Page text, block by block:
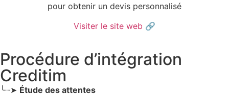
pour obtenir un devis personnalisé
Visiter le site web 🔗
Procédure d’intégration
Creditim
╰┈➤ Étude des attentes